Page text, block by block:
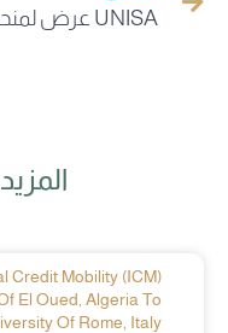
Credit Mobility (ICM)
El Oued, Algeria To
Of Rome, Italy